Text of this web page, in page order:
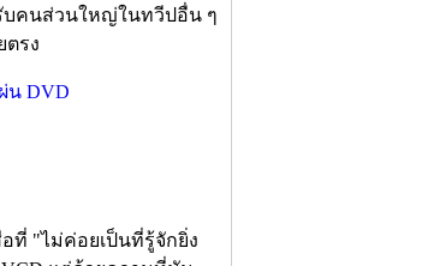
บคนส่วนใหญ่ในทวีปอื่น ๆ
ตรง
ที่ "ไม่ค่อยเป็นที่รู้จักยิ่ง